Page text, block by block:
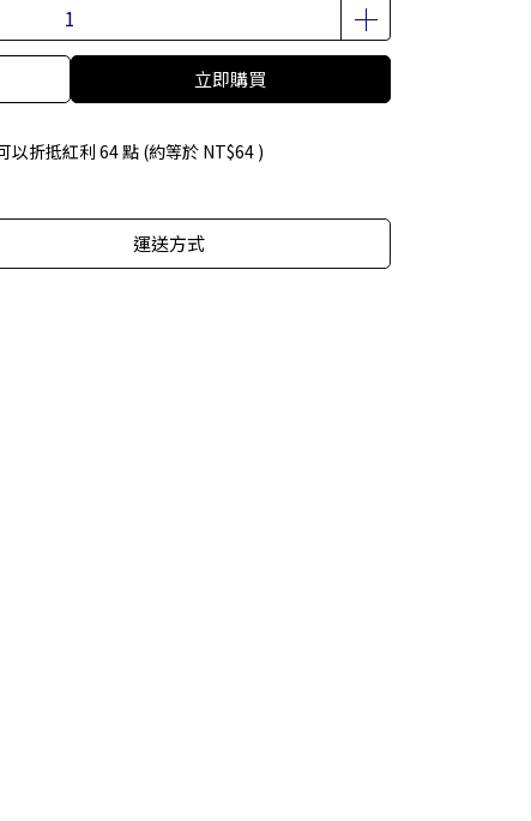
立即購買
以折抵紅利 64點 (約等於 NT$64 )
運送方式